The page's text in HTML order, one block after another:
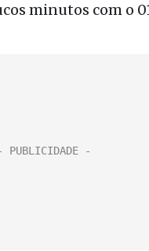
minutos com o